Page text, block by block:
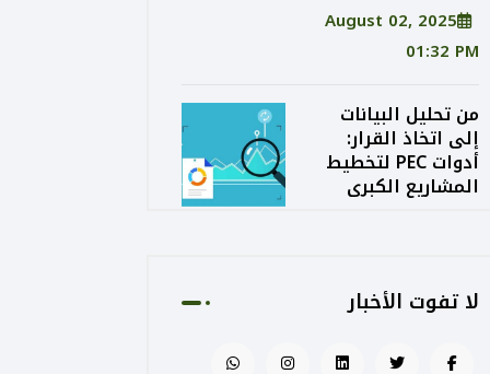
August 02, 2025
01:32 PM
من تحليل البيانات
إلى اتخاذ القرار:
أدوات PEC لتخطيط
المشاريع الكبرى
الاستدامة الاقتصادية
توازن PEC بين
لا تفوت الأخبار